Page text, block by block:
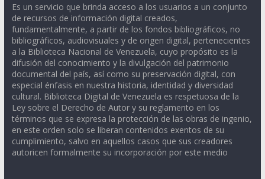
Es un servicio que brinda acceso a los usuarios a un conjunto
de recursos de información digital creados,
fundamentalmente, a partir de los fondos bibliográficos, no
bibliográficos, audiovisuales y de origen digital, pertenecientes
a la Biblioteca Nacional de Venezuela, cuyo propósito es la
difusión del conocimiento y la divulgación del patrimonio
documental del país, así como su preservación digital, con
especial énfasis en nuestra historia, identidad y diversidad
cultural. Biblioteca Digital de Venezuela es respetuosa de la
Ley sobre el Derecho de Autor y su reglamento en los
términos que se expresa la protección de las obras de ingenio,
en este orden solo se liberan contenidos exentos de su
cumplimiento, salvo en aquellos casos que sus creadores
autoricen formalmente su incorporación por este medio